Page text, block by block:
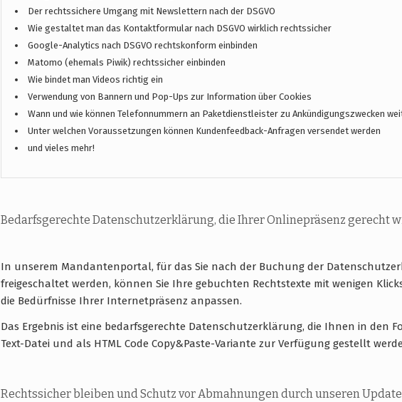
Der rechtssichere Umgang mit Newslettern nach der DSGVO
Wie gestaltet man das Kontaktformular nach DSGVO wirklich rechtssicher
Google-Analytics nach DSGVO rechtskonform einbinden
Matomo (ehemals Piwik) rechtssicher einbinden
Wie bindet man Videos richtig ein
Verwendung von Bannern und Pop-Ups zur Information über Cookies
Wann und wie können Telefonnummern an Paketdienstleister zu Ankündigungszwecken
Unter welchen Voraussetzungen können Kundenfeedback-Anfragen versendet werden
und vieles mehr!
Bedarfsgerechte Datenschutzerklärung, die Ihrer Onlinepräsenz gerecht
In unserem Mandantenportal, für das Sie nach der Buchung der
freigeschaltet werden, können Sie Ihre gebuchten Rechtstexte mit wenigen
die Bedürfnisse Ihrer Internetpräsenz anpassen.
Das Ergebnis ist eine bedarfsgerechte Datenschutzerklärung, die Ihnen in den
Text-Datei und als HTML Code Copy&Paste-Variante zur Verfügung gestellt
Rechtssicher bleiben und Schutz vor Abmahnungen durch unseren